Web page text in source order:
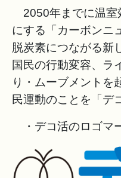
2050年までに温室
にする「カーボンニ
脱炭素につながる新
国民の行動変容、ラ
り・ムーブメントを
民運動のことを「デ
・デコ活のロゴマ